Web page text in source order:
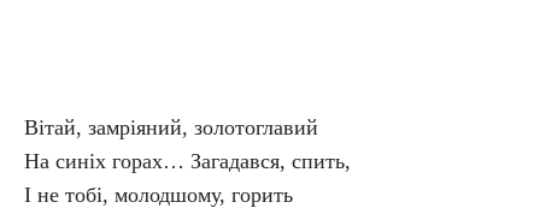
Вітай, замріяний, золотоглавий
На синіх горах… Загадався, спить,
І не тобі, молодшому, горить